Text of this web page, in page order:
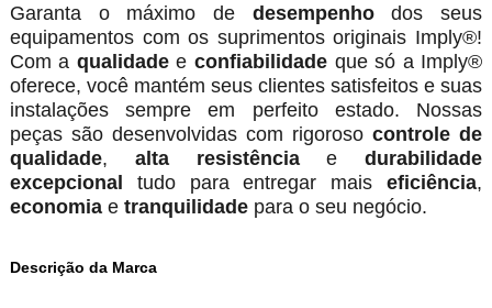
Garanta o máximo de desempenhodos seus
equipamentos com os suprimentos originais Imply®!
Com a qualidadeeconfiabilidade que só a Imply®
oferece, você mantém seus clientes satisfeitos e suas
instalações sempre em perfeito estado. Nossas
peças são desenvolvidas com rigorosocontrole de
qualidade, alta resistênciaedurabilidade
excepcional tudo para entregar maiseficiência,
economiae tranquilidadepara o seu negócio.
Descrição da Marca